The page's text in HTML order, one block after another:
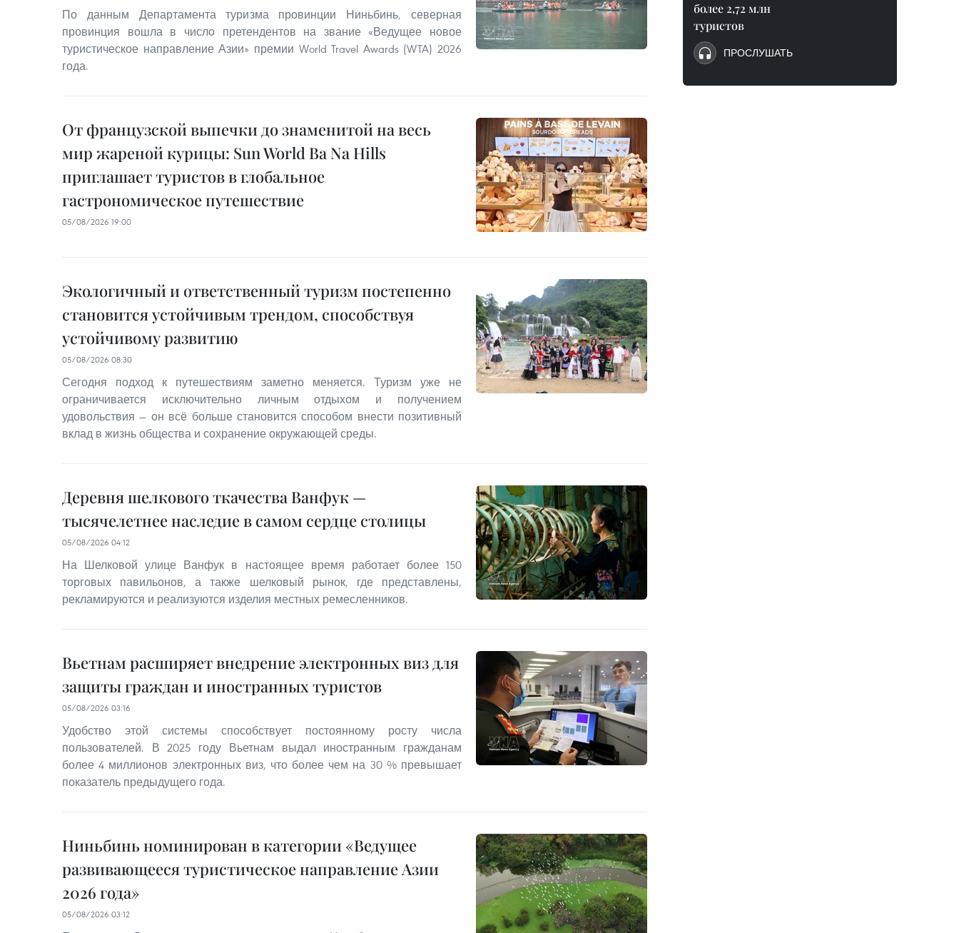
По данным Департамента туризма провинции Ниньбинь, северная
провинция вошла в число претендентов на звание «Ведущее новое
туристическое направление Азии» премии World Travel Awards (WTA) 2026
года.
От французской выпечки до знаменитой на весь
мир жареной курицы: Sun World Ba Na Hills
приглашает туристов в глобальное
гастрономическое путешествие
05/08/2026 19:00
Экологичный и ответственный туризм постепенно
становится устойчивым трендом, способствуя
устойчивому развитию
05/08/2026 08:30
Сегодня подход к путешествиям заметно меняется. Туризм уже не
ограничивается исключительно личным отдыхом и получением
удовольствия — он всё больше становится способом внести позитивный
вклад в жизнь общества и сохранение окружающей среды.
Деревня шелкового ткачества Ванфук —
тысячелетнее наследие в самом сердце столицы
05/08/2026 04:12
На Шелковой улице Ванфук в настоящее время работает более 150
торговых павильонов, а также шелковый рынок, где представлены,
рекламируются и реализуются изделия местных ремесленников.
Вьетнам расширяет внедрение электронных виз для
защиты граждан и иностранных туристов
05/08/2026 03:16
Удобство этой системы способствует постоянному росту числа
пользователей. В 2025 году Вьетнам выдал иностранным гражданам
более 4 миллионов электронных виз, что более чем на 30 % превышает
показатель предыдущего года.
Ниньбинь номинирован в категории «Ведущее
развивающееся туристическое направление Азии
2026 года»
05/08/2026 03:12
более 2,72 млн
туристов
ПРОСЛУШАТЬ